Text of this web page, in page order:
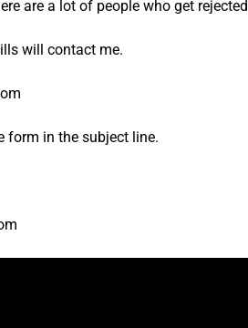
are a lot of people who get rejected
will contact me.
form in the subject line.